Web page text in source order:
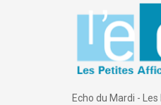
Echo du Mardi -